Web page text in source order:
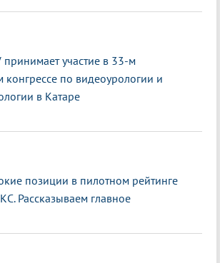
участие в 33-м
по видеоурологии и
в Катаре
позиции в пилотном рейтинге
Рассказываем главное